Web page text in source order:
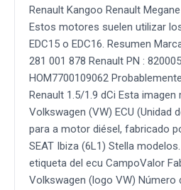
Renault Kangoo Renault
Estos motores suelen utilizar
EDC15 o EDC16. Resumen
281 001 878 Renault PN :
HOM7700109062
Renault 1.5/1.9 dCi Esta imagen
Volkswagen (VW) ECU (Unidad
para a motor diésel, fabricado
SEAT Ibiza (6L1) Stella
etiqueta del ecu CampoValor
Volkswagen (logo VW) Número